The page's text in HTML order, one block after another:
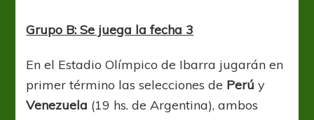
Grupo B: Se juega la fecha 3
En el Estadio Olímpico de Ibarra jugarán en
primer término las selecciones de Perú y
Venezuela (19 hs. de Argentina), ambos